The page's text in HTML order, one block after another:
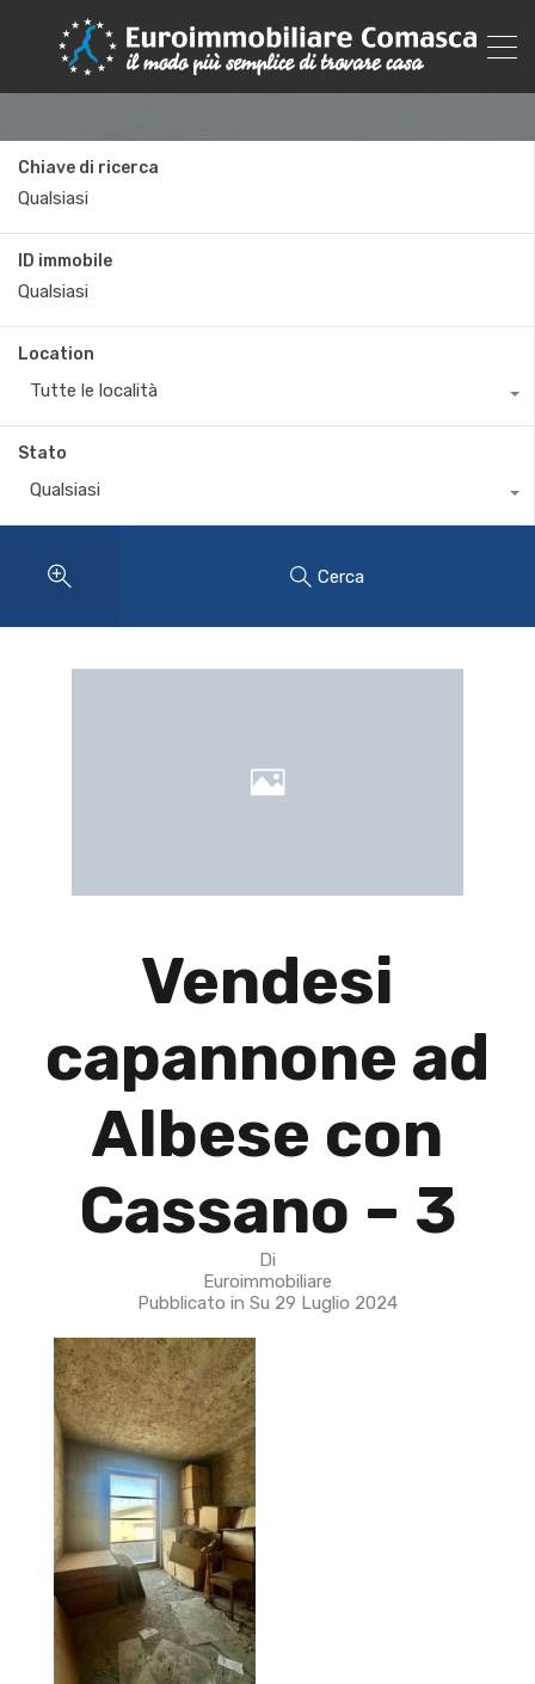
Chiave di ricerca
ID immobile
Location
Tutte le località
Stato
Qualsiasi
Cerca
Vendesi
capannone ad
Albese con
Cassano – 3
Di
Euroimmobiliare
Pubblicato in Su 29 Luglio 2024